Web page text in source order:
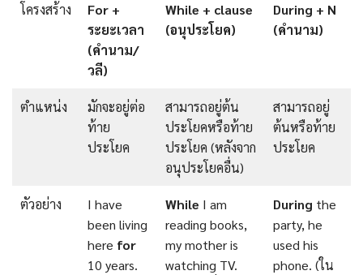
โครงสร้าง
For +
ระยะเวลา
(คำนาม/
วลี)
While + clause
(อนุประโยค)
During + N
(คำนาม)
ตำแหน่ง
มักจะอยู่ต่อ
ท้าย
ประโยค
สามารถอยู่ต้น
ประโยคหรือท้าย
ประโยค (หลังจาก
อนุประโยคอื่น)
สามารถอยู่
ต้นหรือท้าย
ประโยค
ตัวอย่าง
I have
been living
here for
10 years.
While I am
reading books,
my mother is
watching TV.
During the
party, he
used his
phone. (ใน